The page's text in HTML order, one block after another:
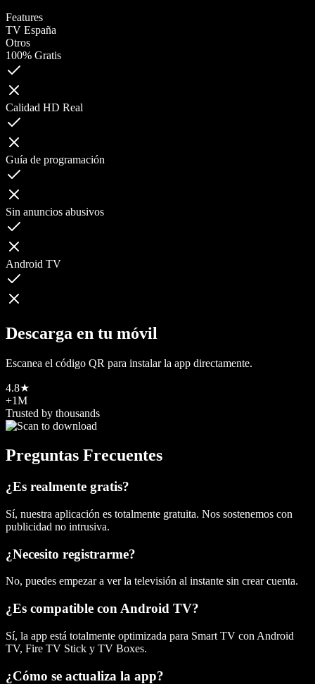
Features
TV España
Otros
100% Gratis
Calidad HD Real
Guía de programación
Sin anuncios abusivos
Android TV
Descarga en tu móvil
Escanea el código QR para instalar la app directamente.
4.8★
+1M
Trusted by thousands
Preguntas Frecuentes
¿Es realmente gratis?
Sí, nuestra aplicación es totalmente gratuita. Nos sostenemos con
publicidad no intrusiva.
¿Necesito registrarme?
No, puedes empezar a ver la televisión al instante sin crear cuenta.
¿Es compatible con Android TV?
Sí, la app está totalmente optimizada para Smart TV con Android
TV, Fire TV Stick y TV Boxes.
¿Cómo se actualiza la app?